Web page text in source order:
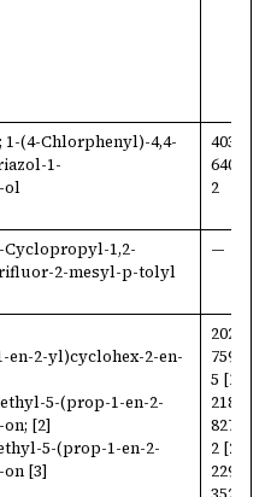
1-(4-Chlorphenyl)-4,4-
1-
ol
403-
640-
2
Cyclopropyl-1,2-
2-mesyl-p-tolyl
—
en-2-yl)cyclohex-2-en-
5-(prop-1-en-2-
[2]
5-(prop-1-en-2-
[3]
202-
759-
5 [1]
218-
827-
2 [2]
229-